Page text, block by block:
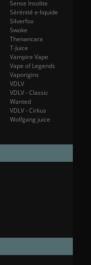
Sense Insolite
Sérénité e-liquide
Silverfox
Swoke
Thenancara
T-Juice
Vampire Vape
Vape of Legends
Vaporigins
VDLV
VDLV - Classic
Wanted
VDLV - Cirkus
Wolfgang juice